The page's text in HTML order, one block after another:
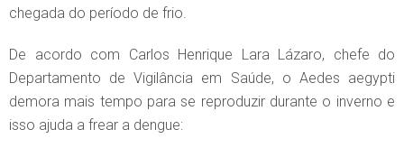
chegada do período de frio.
De acordo com Carlos Henrique Lara Lázaro, chefe do
Departamento de Vigilância em Saúde, o Aedes aegypti
demora mais tempo para se reproduzir durante o inverno e
isso ajuda a frear a dengue: